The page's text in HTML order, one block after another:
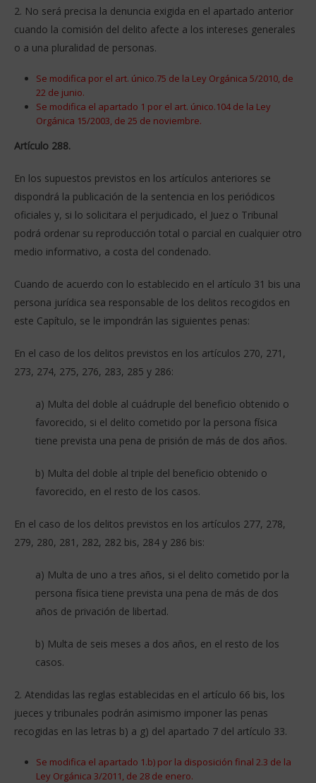
2. No será precisa la denuncia exigida en el apartado anterior
cuando la comisión del delito afecte a los intereses generales
o a una pluralidad de personas.
Se modifica por el art. único.75 de la Ley Orgánica 5/2010, de
22 de junio.
Se modifica el apartado 1 por el art. único.104 de la Ley
Orgánica 15/2003, de 25 de noviembre.
Artículo 288.
En los supuestos previstos en los artículos anteriores se
dispondrá la publicación de la sentencia en los periódicos
oficiales y, si lo solicitara el perjudicado, el Juez o Tribunal
podrá ordenar su reproducción total o parcial en cualquier otro
medio informativo, a costa del condenado.
Cuando de acuerdo con lo establecido en el artículo 31 bis una
persona jurídica sea responsable de los delitos recogidos en
este Capítulo, se le impondrán las siguientes penas:
En el caso de los delitos previstos en los artículos 270, 271,
273, 274, 275, 276, 283, 285 y 286:
a) Multa del doble al cuádruple del beneficio obtenido o
favorecido, si el delito cometido por la persona física
tiene prevista una pena de prisión de más de dos años.
b) Multa del doble al triple del beneficio obtenido o
favorecido, en el resto de los casos.
En el caso de los delitos previstos en los artículos 277, 278,
279, 280, 281, 282, 282 bis, 284 y 286 bis:
a) Multa de uno a tres años, si el delito cometido por la
persona física tiene prevista una pena de más de dos
años de privación de libertad.
b) Multa de seis meses a dos años, en el resto de los
casos.
2. Atendidas las reglas establecidas en el artículo 66 bis, los
jueces y tribunales podrán asimismo imponer las penas
recogidas en las letras b) a g) del apartado 7 del artículo 33.
Se modifica el apartado 1.b) por la disposición final 2.3 de la
Ley Orgánica 3/2011, de 28 de enero.